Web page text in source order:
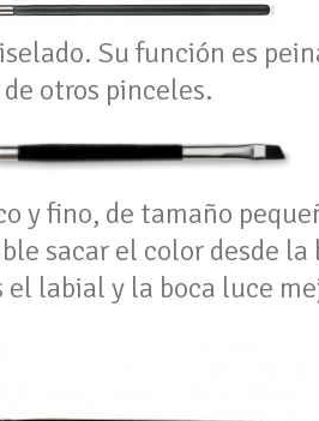
Su función es
otros pinceles.
y fino, de tamaño
sacar el color desde
labial y la boca luce